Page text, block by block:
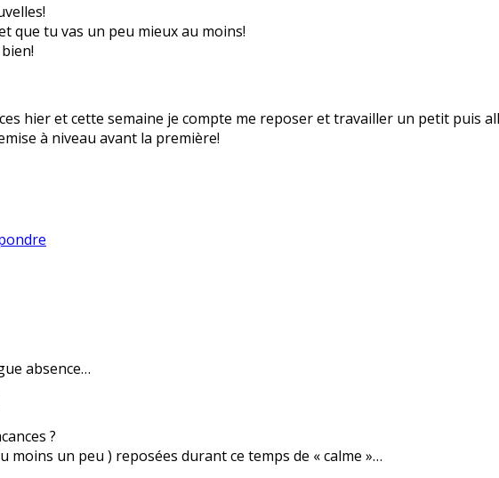
que tu vas un peu mieux au moins!
hier et cette semaine je compte me reposer et travailler un petit puis
à niveau avant la première!
absence…
?
moins un peu ) reposées durant ce temps de « calme »…